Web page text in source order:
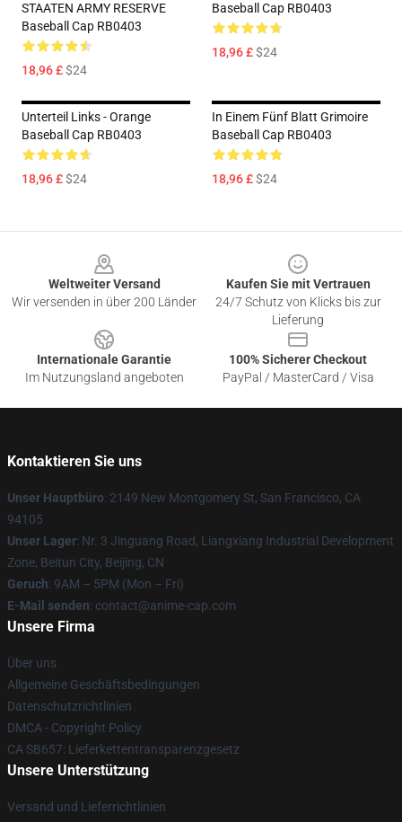
STAATEN ARMY RESERVE
Baseball Cap RB0403
18,96 £$24
Baseball Cap RB0403
18,96 £$24
Unterteil Links - Orange
Baseball Cap RB0403
18,96 £$24
In Einem Fünf Blatt Grimoire
Baseball Cap RB0403
18,96 £$24
Weltweiter Versand
Wir versenden in über 200 Länder
Kaufen Sie mit Vertrauen
24/7 Schutz von Klicks bis zur
Lieferung
Internationale Garantie
Im Nutzungsland angeboten
100% Sicherer Checkout
PayPal / MasterCard / Visa
Kontaktieren Sie uns
Unser Hauptbüro: 2149 New Montgomery St, San Francisco, CA
94105
Unser Lager: Nr. 3 Jinguang Road, Liangxiang Industrial Development
Zone, Beitun City, Beijing, CN
Geruch: 9AM – 5PM (Mon – Fri)
E-Mail senden: contact@anime-cap.com
Unsere Firma
Über uns
Allgemeine Geschäftsbedingungen
Datenschutzrichtlinien
DMCA - Copyright Policy
CA SB657: Lieferkettentransparenzgesetz
Unsere Unterstützung
Versand und Lieferrichtlinien